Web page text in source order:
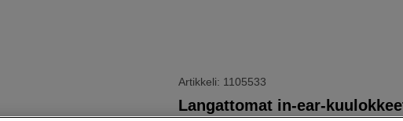
Artikkeli: 1105533
Langattomat in-ear-